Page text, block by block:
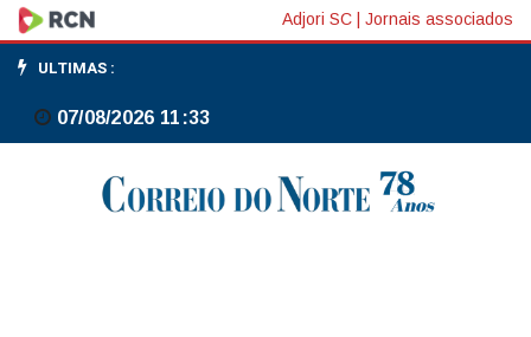
Nos
EUA,
Hassett
critica
estudo
Adjori SC Jornais associados
ULTIMAS :
07/08/2026 11:33